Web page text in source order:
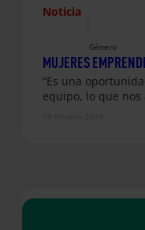
Noticia
Género
MUJERES
“Es una
equipo, lo que